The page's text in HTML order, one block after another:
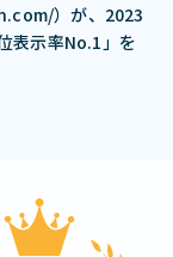
）が、2023
表示率No.1」を